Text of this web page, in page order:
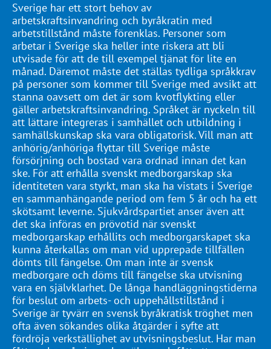
Sverige har ett stort behov av
arbetskraftsinvandring och byråkratin med
arbetstillstånd måste förenklas. Personer som
arbetar i Sverige ska heller inte riskera att bli
utvisade för att de till exempel tjänat för lite en
månad. Däremot måste det ställas tydliga språkkrav
på personer som kommer till Sverige med avsikt att
stanna oavsett om det är som kvotflykting eller
gäller arbetskraftsinvandring. Språket är nyckeln till
att lättare integreras i samhället och utbildning i
samhällskunskap ska vara obligatorisk. Vill man att
anhörig/anhöriga flyttar till Sverige måste
försörjning och bostad vara ordnad innan det kan
ske. För att erhålla svenskt medborgarskap ska
identiteten vara styrkt, man ska ha vistats i Sverige
en sammanhängande period om fem 5 år och ha ett
skötsamt leverne. Sjukvårdspartiet anser även att
det ska införas en prövotid när svenskt
medborgarskap erhållits och medborgarskapet ska
kunna återkallas om man vid upprepade tillfällen
dömts till fängelse. Om man inte är svensk
medborgare och döms till fängelse ska utvisning
vara en självklarhet. De långa handläggningstiderna
för beslut om arbets- och uppehållstillstånd i
Sverige är tyvärr en svensk byråkratisk tröghet men
ofta även sökandes olika åtgärder i syfte att
fördröja verkställighet av utvisningsbeslut. Har man